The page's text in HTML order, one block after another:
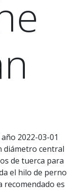
2022-03-01
diámetro central
de tuerca para
el hilo de perno
recomendado es